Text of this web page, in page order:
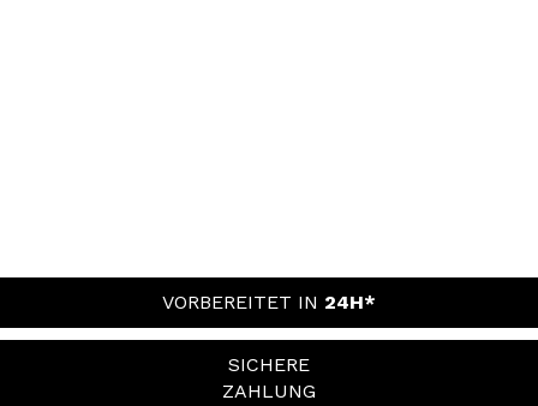
VORBEREITET IN 24H*
SICHERE
ZAHLUNG